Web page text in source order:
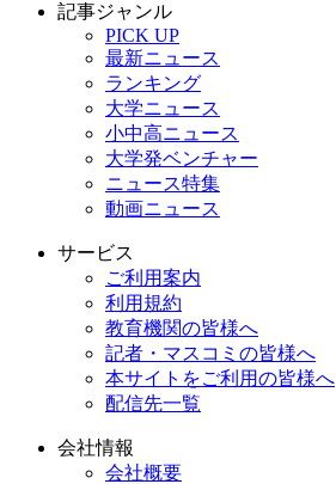
記事ジャンル
PICK UP
最新ニュース
ランキング
大学ニュース
小中高ニュース
大学発ベンチャー
ニュース特集
動画ニュース
サービス
ご利用案内
利用規約
教育機関の皆様へ
記者・マスコミの皆様へ
本サイトをご利用の皆様へ
配信先一覧
会社情報
会社概要